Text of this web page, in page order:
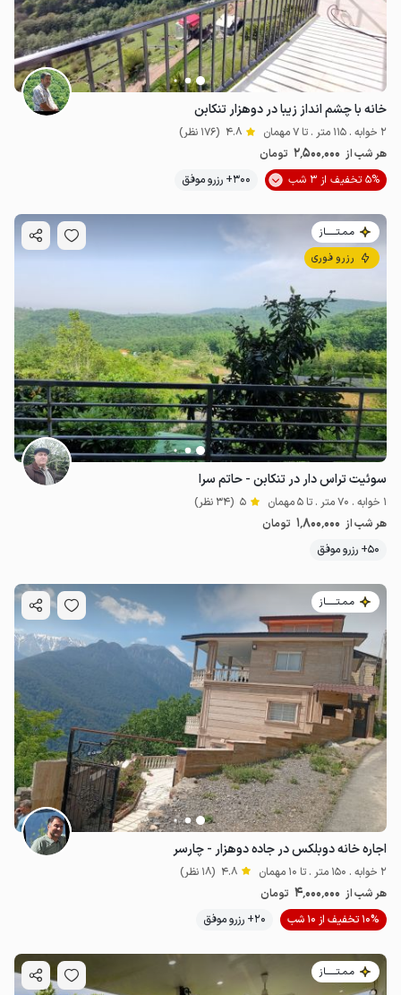
خانه با چشم انداز زیبا در دوهزار تنکابن
2 خوابه . 115 متر . تا 7 مهمان 4.8 (176 نظر)
هر شب از 2٬500٬000 تومان
5% تخفیف از 3 شب
300+ رزرو موفق
مـمـتــــــاز
رزرو فوری
سوئیت تراس دار در تنکابن - حاتم سرا
1 خوابه . 70 متر . تا 5 مهمان 5 (34 نظر)
هر شب از 1٬800٬000 تومان
50+ رزرو موفق
مـمـتــــــاز
اجاره خانه دوبلکس در جاده دوهزار - چارسر
2 خوابه . 150 متر . تا 10 مهمان 4.8 (18 نظر)
هر شب از 4٬000٬000 تومان
10% تخفیف از 10 شب
20+ رزرو موفق
مـمـتــــــاز